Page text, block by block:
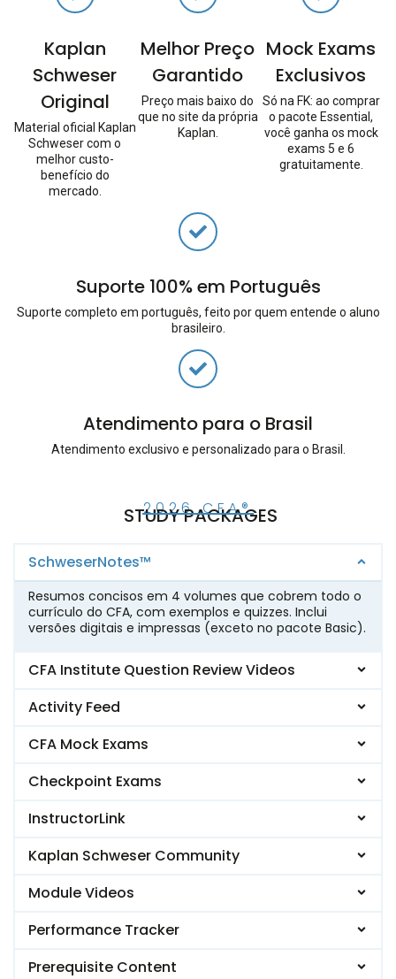
Kaplan
Schweser
Original
Material oficial Kaplan
Schweser com o
melhor custo-
benefício do
mercado.
Melhor Preço
Garantido
Preço mais baixo do
que no site da própria
Kaplan.
Mock Exams
Exclusivos
Só na FK: ao comprar
o pacote Essential,
você ganha os mock
exams 5 e 6
gratuitamente.
Suporte 100% em Português
Suporte completo em português, feito por quem entende o aluno
brasileiro.
Atendimento para o Brasil
Atendimento exclusivo e personalizado para o Brasil.
2026 CFA®
STUDY PACKAGES
SchweserNotes™
Resumos concisos em 4 volumes que cobrem todo o
currículo do CFA, com exemplos e quizzes. Inclui
versões digitais e impressas (exceto no pacote Basic).
CFA Institute Question Review Videos
Activity Feed
CFA Mock Exams
Checkpoint Exams
InstructorLink
Kaplan Schweser Community
Module Videos
Performance Tracker
Prerequisite Content